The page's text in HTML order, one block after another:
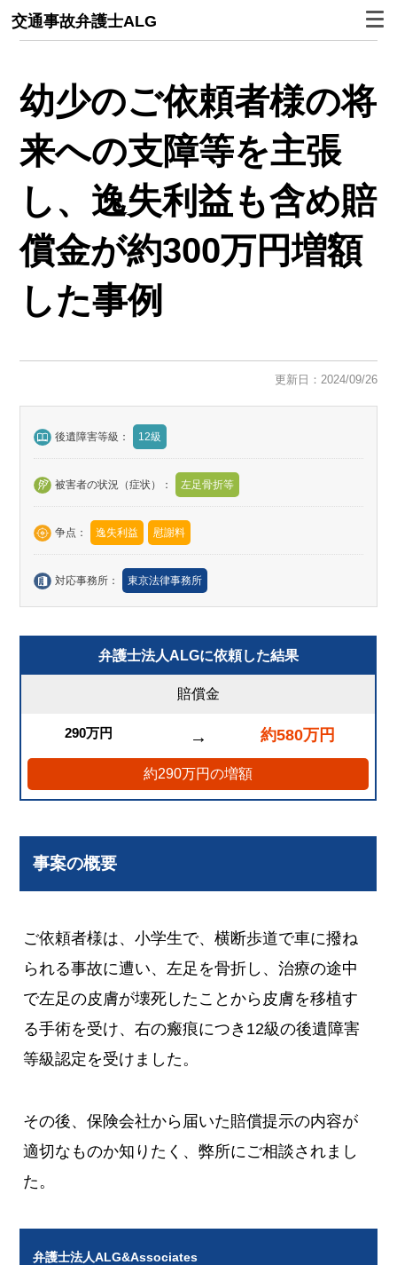
交通事故弁護士ALG
幼少のご依頼者様の将
来への支障等を主張
し、逸失利益も含め賠
償金が約300万円増額
した事例
更新日：2024/09/26
後遺障害等級： 12級
被害者の状況（症状）： 左足骨折等
争点： 逸失利益 慰謝料
対応事務所： 東京法律事務所
弁護士法人ALGに依頼した結果
賠償金
290万円 → 約580万円
約290万円の増額
事案の概要
ご依頼者様は、小学生で、横断歩道で車に撥ね
られる事故に遭い、左足を骨折し、治療の途中
で左足の皮膚が壊死したことから皮膚を移植す
る手術を受け、右の瘢痕につき12級の後遺障害
等級認定を受けました。
その後、保険会社から届いた賠償提示の内容が
適切なものか知りたく、弊所にご相談されまし
た。
弁護士法人ALG&Associates